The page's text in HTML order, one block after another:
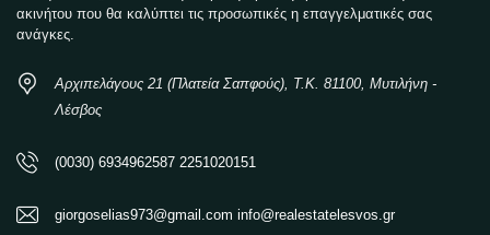
ακινήτου που θα καλύπτει τις προσωπικές η επαγγελματικές σας
ανάγκες.
Αρχιπελάγους 21 (Πλατεία Σαπφούς), Τ.Κ. 81100, Μυτιλήνη -
Λέσβος
(0030) 6934962587 2251020151
giorgoselias973@gmail.com info@realestatelesvos.gr